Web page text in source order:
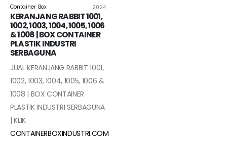
Container Box
2024
KERANJANG RABBIT 1001,
1002, 1003, 1004, 1005, 1006
& 1008 | BOX CONTAINER
PLASTIK INDUSTRI
SERBAGUNA
JUAL KERANJANG RABBIT 1001,
1002, 1003, 1004, 1005, 1006 &
1008 | BOX CONTAINER
PLASTIK INDUSTRI SERBAGUNA
| KLIK
CONTAINERBOXINDUSTRI.COM